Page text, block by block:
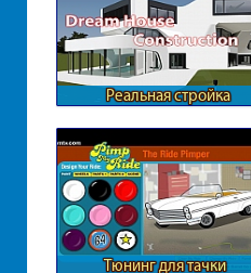
Реальная стройка
Тюнинг для тачки